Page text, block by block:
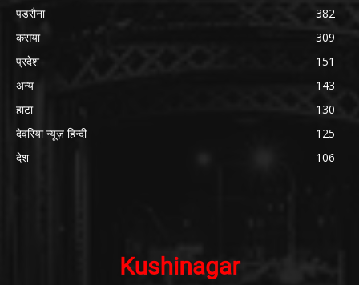
पडरौना
382
कसया
309
प्रदेश
151
अन्य
143
हाटा
130
देवरिया न्यूज़ हिन्दी
125
देश
106